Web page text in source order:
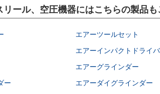
ール、空圧機器にはこちらの製品も
エアーツールセット
エアーインパクトドライ
エアーグラインダー
ー エアーダイグラインダー